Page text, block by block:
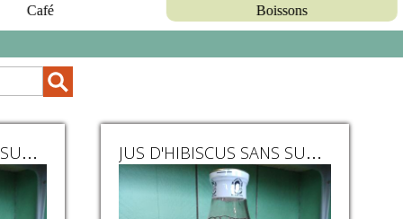
Café Boissons
JUS D'HIBISCUS SANS SUCRE Ajté 1 L JUS D'HIBISCUS SANS SUCRE Ajté 50 cl